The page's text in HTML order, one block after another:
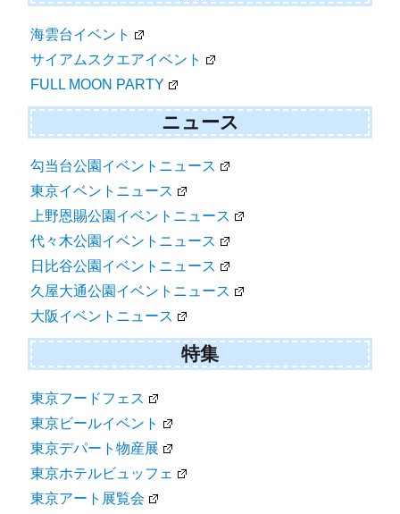
海雲台イベント
サイアムスクエアイベント
FULL MOON PARTY
ニュース
勾当台公園イベントニュース
東京イベントニュース
上野恩賜公園イベントニュース
代々木公園イベントニュース
日比谷公園イベントニュース
久屋大通公園イベントニュース
大阪イベントニュース
特集
東京フードフェス
東京ビールイベント
東京デパート物産展
東京ホテルビュッフェ
東京アート展覧会